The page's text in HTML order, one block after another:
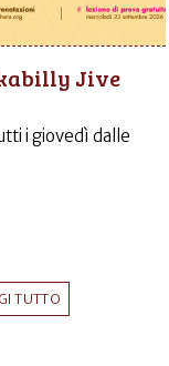
Jive
i giovedì dalle
TUTTO